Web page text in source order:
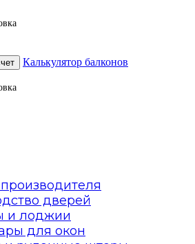
Калькулятор балконов
дверей
и лоджии
для окон